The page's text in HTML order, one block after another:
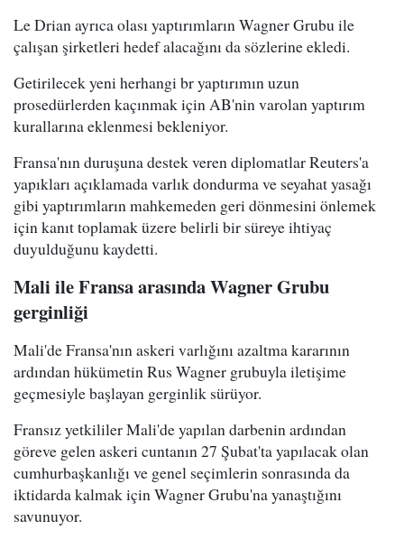
Le Drian ayrıca olası yaptırımların Wagner Grubu ile
çalışan şirketleri hedef alacağını da sözlerine ekledi.
Getirilecek yeni herhangi br yaptırımın uzun
prosedürlerden kaçınmak için AB'nin varolan yaptırım
kurallarına eklenmesi bekleniyor.
Fransa'nın duruşuna destek veren diplomatlar Reuters'a
yapıkları açıklamada varlık dondurma ve seyahat yasağı
gibi yaptırımların mahkemeden geri dönmesini önlemek
için kanıt toplamak üzere belirli bir süreye ihtiyaç
duyulduğunu kaydetti.
Mali ile Fransa arasında Wagner Grubu
gerginliği
Mali'de Fransa'nın askeri varlığını azaltma kararının
ardından hükümetin Rus Wagner grubuyla iletişime
geçmesiyle başlayan gerginlik sürüyor.
Fransız yetkililer Mali'de yapılan darbenin ardından
göreve gelen askeri cuntanın 27 Şubat'ta yapılacak olan
cumhurbaşkanlığı ve genel seçimlerin sonrasında da
iktidarda kalmak için Wagner Grubu'na yanaştığını
savunuyor.